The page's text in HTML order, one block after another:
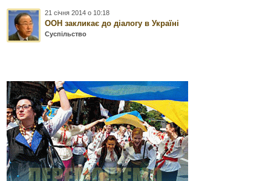
21 січня 2014 о 10:18
ООН закликає до діалогу в Україні
Суспільство